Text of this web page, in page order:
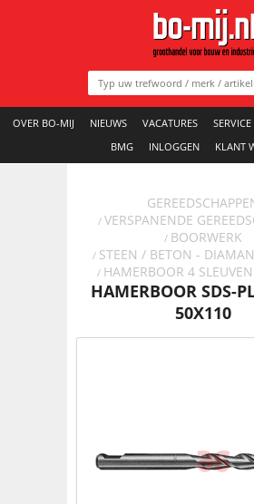
OVER BO-MIJ NIEUWS VACATURES SERVICE
BMG
INLOGGEN KLANT
/ VERSPANENDE
/ BOORWERK
/ STEEN / BETON -
/ HAMERBOOR 4
HAMERBOOR SDS-
50X110